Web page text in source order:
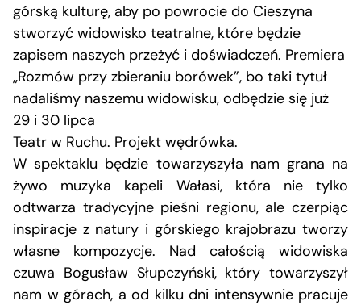
górską kulturę, aby po powrocie do Cieszyna
stworzyć widowisko teatralne, które będzie
zapisem naszych przeżyć i doświadczeń. Premiera
„Rozmów przy zbieraniu borówek”, bo taki tytuł
nadaliśmy naszemu widowisku, odbędzie się już
29 i 30 lipca
Teatr w Ruchu. Projekt wędrówka.
W spektaklu będzie towarzyszyła nam grana na
żywo muzyka kapeli Wałasi, która nie tylko
odtwarza tradycyjne pieśni regionu, ale czerpiąc
inspiracje z natury i górskiego krajobrazu tworzy
własne kompozycje. Nad całością widowiska
czuwa Bogusław Słupczyński, który towarzyszył
nam w górach, a od kilku dni intensywnie pracuje